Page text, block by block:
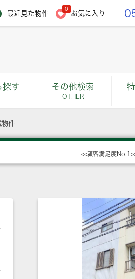
最近見た物件
0
お気に入り
探す その他検索
OTHER
物件
<<顧客満足度